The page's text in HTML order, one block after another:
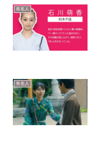
有名人
有名人